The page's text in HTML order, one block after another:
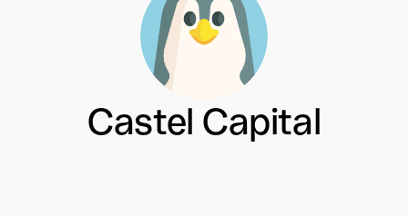
Castel Capital